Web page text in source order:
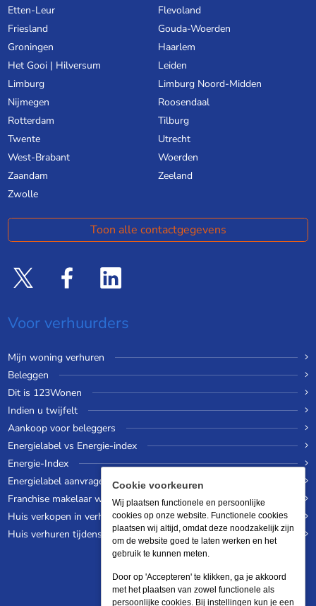
Etten-Leur
Flevoland
Friesland
Gouda-Woerden
Groningen
Haarlem
Het Gooi | Hilversum
Leiden
Limburg
Limburg Noord-Midden
Nijmegen
Roosendaal
Rotterdam
Tilburg
Twente
Utrecht
West-Brabant
Woerden
Zaandam
Zeeland
Zwolle
Toon alle contactgegevens
Voor verhuurders
Mijn woning verhuren
Beleggen
Dit is 123Wonen
Indien u twijfelt
Aankoop voor beleggers
Energielabel vs Energie-index
Energie-Index
Energielabel aanvragen
Franchise makelaar worden
Huis verkopen in verhuurde staat
Huis verhuren tijdens een wereldreis
Cookie voorkeuren
Wij plaatsen functionele en persoonlijke
cookies op onze website. Functionele cookies
plaatsen wij altijd, omdat deze noodzakelijk zijn
om de website goed te laten werken en het
gebruik te kunnen meten.
Door op 'Accepteren' te klikken, ga je akkoord
met het plaatsen van zowel functionele als
persoonlijke cookies. Bij instellingen kun je een